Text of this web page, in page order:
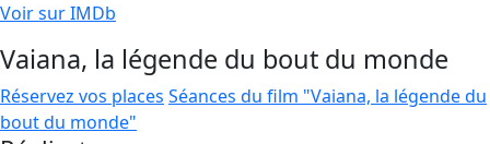
Voir sur IMDb
Vaiana, la légende du bout du monde
Réservez vos places Séances du film "Vaiana, la légende du
bout du monde"